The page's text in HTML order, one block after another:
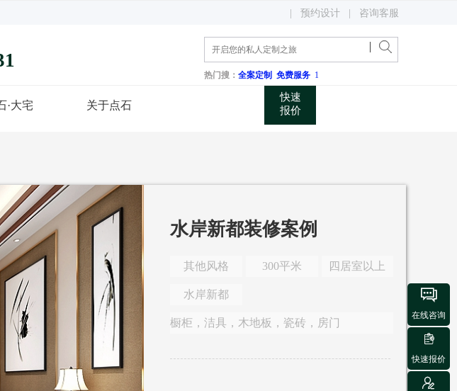
咨询电话 400 048 0731
预约设计 咨询客服
热门搜： 全案定制 免费服务 1
·大宅 关于点石
快速
报价

在线咨询

快速报价

水岸新都装修案例
其他风格 300平米 四居室以上
水岸新都
橱柜，洁具，木地板，瓷砖，房门